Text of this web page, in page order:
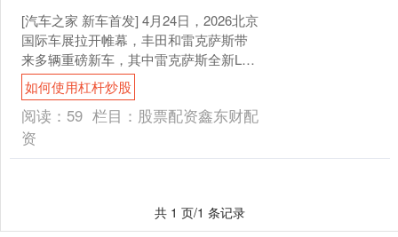
[汽车之家 新车首发] 4月24日，2026北京
国际车展拉开帷幕，丰田和雷克萨斯带
来多辆重磅新车，其中雷克萨斯全新LFA
纯电动概念车国内首发、全新雷克萨斯
ES开....
如何使用杠杆炒股
阅读： 59 栏目： 股票配资鑫东财配
资
共 1 页/1 条记录